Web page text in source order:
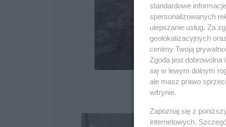
standardowe
spersonalizowanych
ulepszanie usług. Za
geolokalizacyjnych
cenimy Twoją
Zgoda jest
się w lewym dolnym
ale masz prawo
witrynie.
Zapoznaj się z
internetowych.